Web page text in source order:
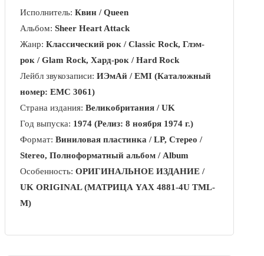
Исполнитель: Квин / Queen
Альбом: Sheer Heart Attack
Жанр: Классический рок / Classic Rock, Глэм-
рок / Glam Rock, Хард-рок / Hard Rock
Лейбл звукозаписи: ИЭмАй / EMI (Каталожный
номер: EMC 3061)
Страна издания: Великобритания / UK
Год выпуска: 1974 (Релиз: 8 ноября 1974 г.)
Формат: Виниловая пластинка / LP, Стерео /
Stereo, Полноформатный альбом / Album
Особенность: ОРИГИНАЛЬНОЕ ИЗДАНИЕ /
UK ORIGINAL (МАТРИЦА YAX 4881-4U TML-
M)